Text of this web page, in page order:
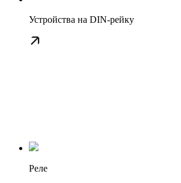
Устройства на DIN-рейку
Реле